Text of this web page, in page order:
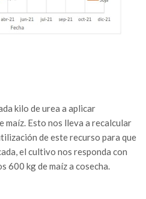
kilo de urea a aplicar
maíz. Esto nos lleva a recalcular
de este recurso para que
el cultivo nos responda con
600 kg de maíz a cosecha.